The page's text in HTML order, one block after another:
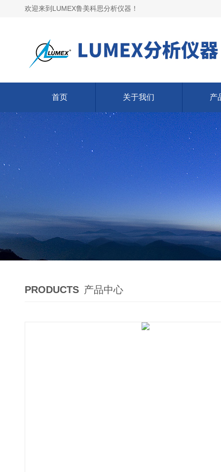
欢迎来到LUMEX鲁美科思分析仪器！
首页 关于我们 产
PRODUCTS 产品中心